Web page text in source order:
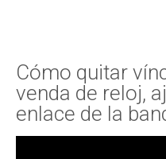
Cómo quitar
venda de reloj,
enlace de la